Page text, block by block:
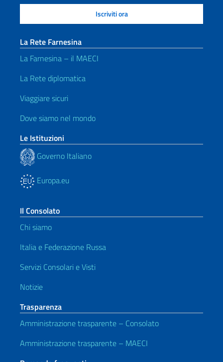
La Rete Farnesina
La Farnesina – il MAECI
La Rete diplomatica
Viaggiare sicuri
Dove siamo nel mondo
Le Istituzioni
Governo Italiano
Europa.eu
Il Consolato
Chi siamo
Italia e Federazione Russa
Servizi Consolari e Visti
Notizie
Trasparenza
Amministrazione trasparente – Consolato
Amministrazione trasparente – MAECI